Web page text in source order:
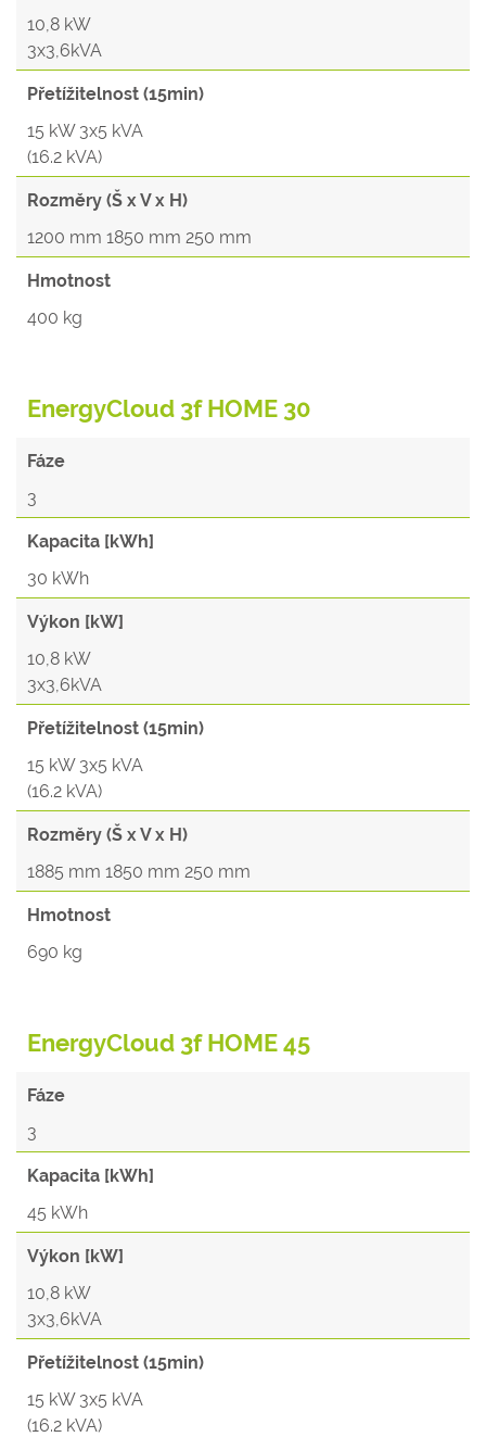
10,8 kW
3x3,6kVA
Přetížitelnost (15min)
15 kW 3x5 kVA
(16.2 kVA)
Rozměry (Š x V x H)
1200 mm 1850 mm 250 mm
Hmotnost
400 kg
EnergyCloud 3f HOME 30
Fáze
3
Kapacita [kWh]
30 kWh
Výkon [kW]
10,8 kW
3x3,6kVA
Přetížitelnost (15min)
15 kW 3x5 kVA
(16.2 kVA)
Rozměry (Š x V x H)
1885 mm 1850 mm 250 mm
Hmotnost
690 kg
EnergyCloud 3f HOME 45
Fáze
3
Kapacita [kWh]
45 kWh
Výkon [kW]
10,8 kW
3x3,6kVA
Přetížitelnost (15min)
15 kW 3x5 kVA
(16.2 kVA)